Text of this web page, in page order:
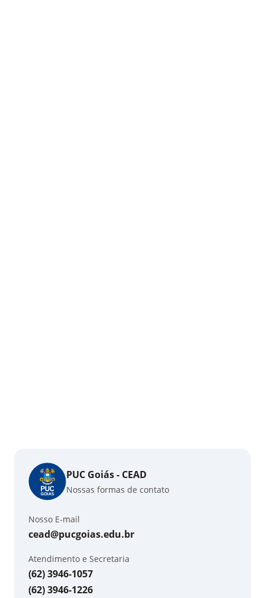
PUC Goiás - CEAD
Nossas formas de contato
Nosso E-mail
cead@pucgoias.edu.br
Atendimento e Secretaria
(62) 3946-1057
(62) 3946-1226